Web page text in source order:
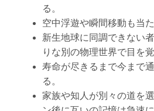
る。
空中浮遊や瞬間移動も当
新生地球に同調できない
りな別の物理世界で目を覚
寿命が尽きるまで今まで
る。
家族や知人が別々の道を